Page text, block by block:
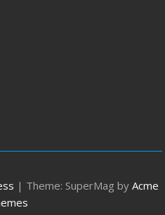
| Theme: SuperMag by Acme